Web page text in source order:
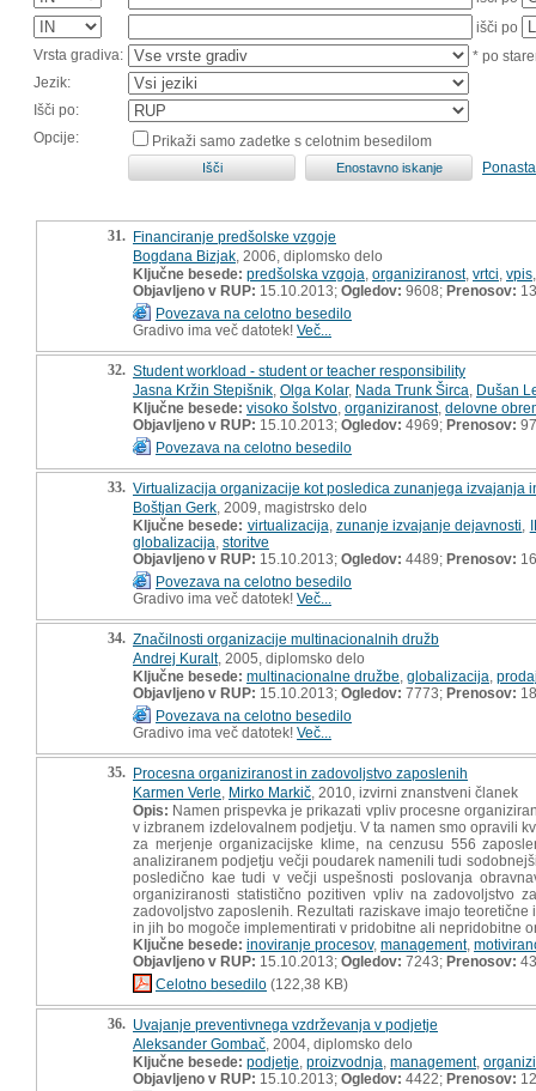
išči po
Vrsta gradiva:
* po
Jezik:
Išči po:
Opcije:
Prikaži samo zadetke s celotnim besedilom
31. Financiranje predšolske vzgoje
Bogdana Bizjak , 2006, diplomsko delo
Ključne besede: predšolska vzgoja organiziranost, vrtci vpis
Objavljeno v RUP: 15.10.2013; Ogledov: 9608; Prenosov:
Povezava na celotno besedilo
Gradivo ima več datotek! Več...
32. Student workload - student or teacher responsibility
Jasna Kržin Stepišnik Olga Kolar, Nada Trunk Širca Dušan
Ključne besede: visoko šolstvo organiziranost, delovne
Objavljeno v RUP: 15.10.2013; Ogledov: 4969; Prenosov: 97
Povezava na celotno besedilo
33. Virtualizacija organizacije kot posledica zunanjega izvajanja
Boštjan Gerk , 2009, magistrsko delo
Ključne besede: virtualizacija zunanje izvajanje dejavnosti
globalizacija storitve
Objavljeno v RUP: 15.10.2013; Ogledov: 4489; Prenosov:
Povezava na celotno besedilo
Gradivo ima več datotek! Več...
34. Značilnosti organizacije multinacionalnih družb
Andrej Kuralt, 2005, diplomsko delo
Ključne besede: multinacionalne družbe globalizacija
Objavljeno v RUP: 15.10.2013; Ogledov: 7773; Prenosov:
Povezava na celotno besedilo
Gradivo ima več datotek! Več...
35. Procesna organiziranost in zadovoljstvo zaposlenih
Karmen Verle Mirko Markič , 2010, izvirni znanstveni članek
Opis: Namen prispevka je prikazati vpliv procesne
v izbranem izdelovalnem podjetju. V ta namen smo opravili
za merjenje organizacijske klime, na cenzusu 556
analiziranem podjetju večji poudarek namenili tudi
posledično kae tudi v večji uspešnosti poslovanja
organiziranosti statistično pozitiven vpliv na zadovoljstvo
zadovoljstvo zaposlenih. Rezultati raziskave imajo
in jih bo mogoče implementirati v pridobitne ali nepridobitne
Ključne besede: inoviranje procesov, management,
Objavljeno v RUP: 15.10.2013; Ogledov: 7243; Prenosov:
Celotno besedilo (122,38 KB)
36. Uvajanje preventivnega vzdrževanja v podjetje
Aleksander Gombač , 2004, diplomsko delo
Ključne besede: podjetje proizvodnja management,
Objavljeno v RUP: 15.10.2013; Ogledov: 4422; Prenosov: